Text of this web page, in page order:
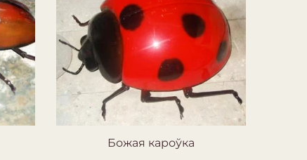
Божая кароўка